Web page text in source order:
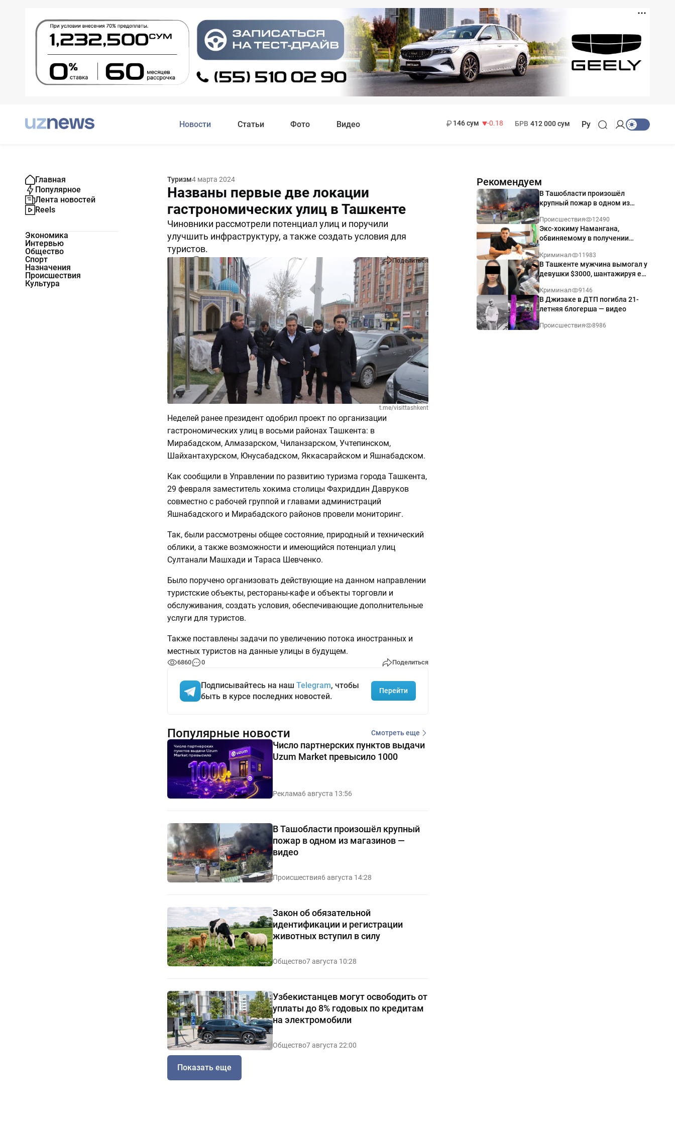
Новости Статьи Фото Видео
146 сум
-0.18
БРВ 412 000 сум Ру
Главная
Популярное
Лента новостей
Reels
Экономика
Интервью
Общество
Спорт
Назначения
Происшествия
Культура
Туризм4 марта 2024
Названы первые две локации
гастрономических улиц в Ташкенте
Чиновники рассмотрели потенциал улиц и поручили
улучшить инфраструктуру, а также создать условия для
туристов.
6860 Поделиться
t.me/visittashkent
Неделей ранее президент одобрил проект по организации
гастрономических улиц в восьми районах Ташкента: в
Мирабадском, Алмазарском, Чиланзарском, Учтепинском,
Шайхантахурском, Юнусабадском, Яккасарайском и Яшнабадском.
Как сообщили в Управлении по развитию туризма города Ташкента,
29 февраля заместитель хокима столицы Фахриддин Давруков
совместно с рабочей группой и главами администраций
Яшнабадского и Мирабадского районов провели мониторинг.
Так, были рассмотрены общее состояние, природный и технический
облики, а также возможности и имеющийся потенциал улиц
Султанали Машхади и Тараса Шевченко.
Было поручено организовать действующие на данном направлении
туристские объекты, рестораны-кафе и объекты торговли и
обслуживания, создать условия, обеспечивающие дополнительные
услуги для туристов.
Также поставлены задачи по увеличению потока иностранных и
местных туристов на данные улицы в будущем.
6860 0 Поделиться
Подписывайтесь на наш Telegram, чтобы
быть в курсе последних новостей.
Перейти
Рекомендуем
В Ташобласти произошёл
крупный пожар в одном из
Происшествия 12490
Экс-хокиму Намангана,
обвиняемому в получении
приговор
Криминал 11983
В Ташкенте мужчина вымогал у
девушки $3000, шантажируя её
Криминал 9146
В Джизаке в ДТП погибла 21-
летняя блогерша — видео
Происшествия 8986
Популярные новости Смотреть еще
Число партнерских пунктов выдачи
Uzum Market превысило 1000
Реклама6 августа 13:56
В Ташобласти произошёл крупный
пожар в одном из магазинов —
видео
Происшествия6 августа 14:28
Закон об обязательной
идентификации и регистрации
животных вступил в силу
Общество7 августа 10:28
Узбекистанцев могут освободить от
уплаты до 8% годовых по кредитам
на электромобили
Общество7 августа 22:00
Показать еще